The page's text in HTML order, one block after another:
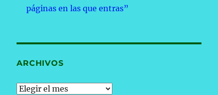
páginas en las que entras”
ARCHIVOS
Archivos